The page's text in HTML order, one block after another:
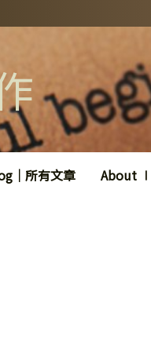
｜所有文章 About